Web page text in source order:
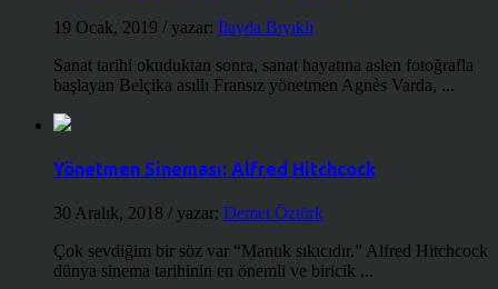
19 Ocak, 2019 / yazar: İlayda Bıyıklı
Sanat tarihi okuduktan sonra, sanat hayatına aslen fotoğrafla
başlayan Belçika asıllı Fransız yönetmen Agnès Varda, ...
Yönetmen Sineması: Alfred Hitchcock
30 Aralık, 2018 / yazar: Demet Öztürk
Çok sevdiğim bir söz var “Mantık sıkıcıdır.” Alfred Hitchcock
dünya sinema tarihinin en önemli ve biricik ...